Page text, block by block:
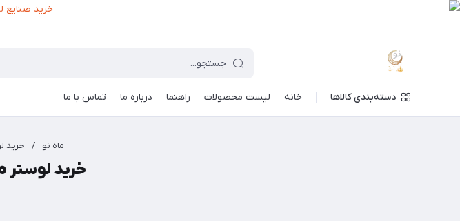
دسته‌بندی کالاها خانه لیست محصولات راهنما درباره ما تماس با ما
ماه نو / خرید
خرید لوستر